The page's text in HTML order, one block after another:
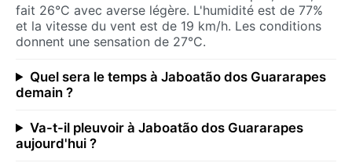
fait 26°C avec averse légère. L'humidité est de 77%
et la vitesse du vent est de 19 km/h. Les conditions
donnent une sensation de 27°C.
Quel sera le temps à Jaboatão dos Guararapes
demain ?
Va-t-il pleuvoir à Jaboatão dos Guararapes
aujourd'hui ?